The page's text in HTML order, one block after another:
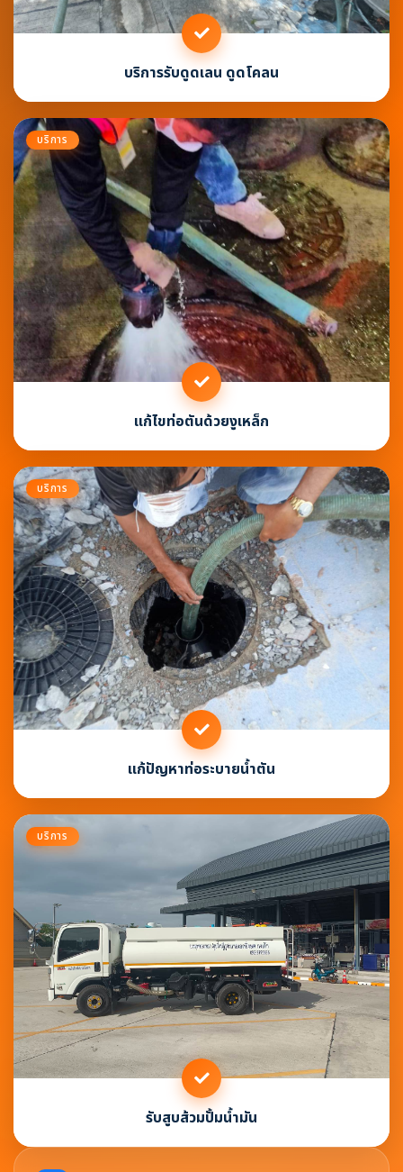
บริการรับดูดเลน ดูดโคลน
บริการ
แก้ไขท่อตันด้วยงูเหล็ก
บริการ
แก้ปัญหาท่อระบายน้ำตัน
บริการ
รับสูบส้วมปั้มน้ำมัน